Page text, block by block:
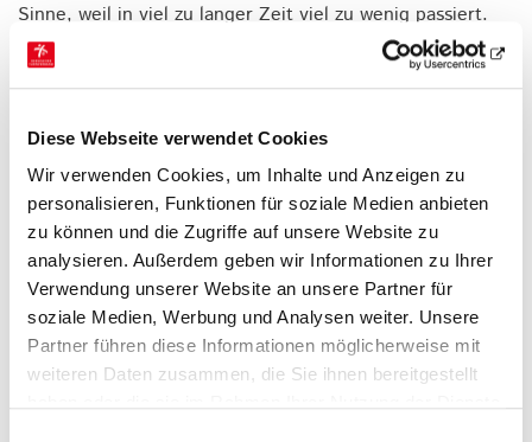
Diese Webseite verwendet Cookies
Wir verwenden Cookies, um Inhalte und Anzeigen zu
personalisieren, Funktionen für soziale Medien anbieten
zu können und die Zugriffe auf unsere Website zu
analysieren. Außerdem geben wir Informationen zu Ihrer
Verwendung unserer Website an unsere Partner für
soziale Medien, Werbung und Analysen weiter. Unsere
Partner führen diese Informationen möglicherweise mit
weiteren Daten zusammen, die Sie ihnen bereitgestellt
Sinne, weil in viel zu langer Zeit viel zu wenig passiert.
Außerdem ist es mir zu einfach gestrickt, ehrlich gesagt
zu banal und ich unterstelle diesem Spiel und seinen
Akteuren das, was man den Handballern nach der WM
alles ist aber an dieser Stelle hinreichend beleuchtet
worden (Lesen hilft!).
Denn derzeit schwelge ich frühmorgendlich im Rugby-
Fieber, zum Frühstücksfernsehen gibt’s die WM in Japan.
Und mein Team, France XV, hat sich am vergangenen
Sonntag eine epische, unfassbar spannende Schlacht mit
Tonga geliefert, am Ende knapp gewonnen und zählt
damit zu den Titelfavoriten. Aber auch dies wurde hier
bereits in geschriebener Form angedeutet.
Dabei will ich ehrlich bleiben. Ich finde die Rugby-WM bei